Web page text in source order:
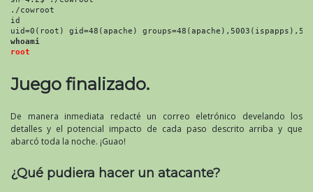
./cowroot
id
whoami
root
Juego finalizado.
De manera inmediata redacté un correo eletrónico develando los
detalles y el potencial impacto de cada paso descrito arriba y que
abarcó toda la noche. ¡Guao!
¿Qué pudiera hacer un atacante?